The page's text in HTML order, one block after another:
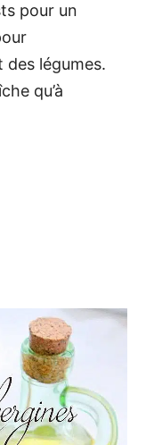
pour un
des légumes.
qu’à